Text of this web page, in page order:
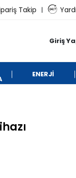
Takip |
Giriş
ENERJİ